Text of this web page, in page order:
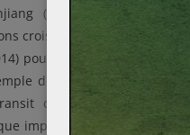
(RPC), peuplée de
croissantes (attentats
pourraient toucher le
du canal de Suez en
d’environ 30% de
important pesant sur les